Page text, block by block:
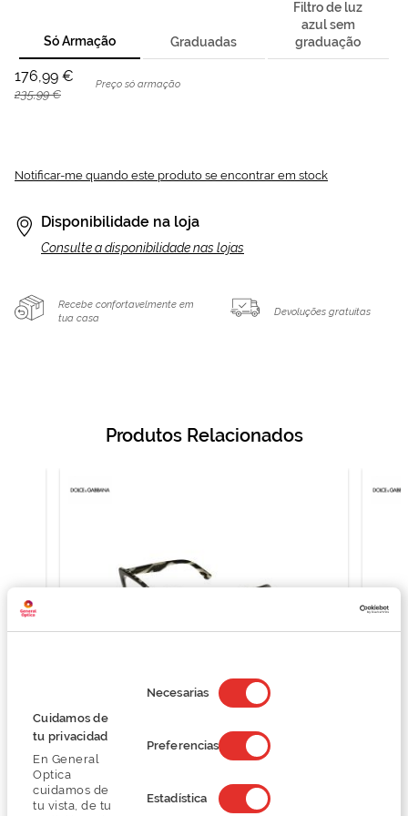
Cuidamos de
tu privacidad
En General
Optica
cuidamos de
tu vista, de tu
de
consentimiento
Necesarias
Preferencias
Estadística
Só Armação
176,99 €
235,99 €
Preço só armação
Graduadas
Filtro de luz
azul sem
graduação
Notificar-me quando este produto se encontrar em stock
Disponibilidade na loja
Consulte a disponibilidade nas lojas
Recebe confortavelmente em
tua casa
Devoluções gratuitas
Produtos Relacionados
D&G 0DG3360
O preço inclui apenas a armação
263,00 €